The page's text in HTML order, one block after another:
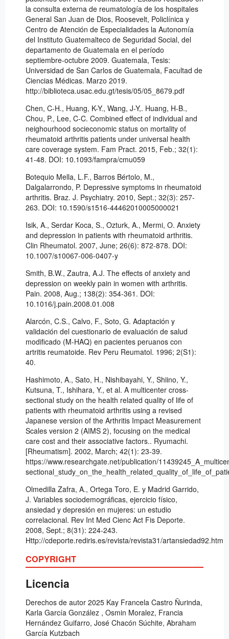
la consulta externa de reumatología de los hospitales
General San Juan de Dios, Roosevelt, Policlínica y
Centro de Atención de Especialidades la Autonomía
del Instituto Guatemalteco de Seguridad Social, del
departamento de Guatemala en el período
septiembre-octubre 2009. Guatemala, Tesis:
Universidad de San Carlos de Guatemala, Facultad de
Ciencias Médicas. Marzo 2019.
http://biblioteca.usac.edu.gt/tesis/05/05_8679.pdf
Chen, C-H., Huang, K-Y., Wang, J-Y,. Huang, H-B.,
Chou, P., Lee, C-C. Combined effect of individual and
neighourhood socieconomic status on mortality of
rheumatoid arthritis patients under universal health
care coverage system. Fam Pract. 2015, Feb.; 32(1):
41-48. DOI: 10.1093/fampra/cmu059
Botequio Mella, L.F., Barros Bértolo, M.,
Dalgalarrondo, P. Depressive symptoms in rheumatoid
arthritis. Braz. J. Psychiatry. 2010, Sept.; 32(3): 257-
263. DOI: 10.1590/s1516-44462010005000021
Isik, A., Serdar Koca, S., Ozturk, A., Mermi, O. Anxiety
and depression in patients with rheumatoid arthritis.
Clin Rheumatol. 2007, June; 26(6): 872-878. DOI:
10.1007/s10067-006-0407-y
Smith, B.W., Zautra, A.J. The effects of anxiety and
depression on weekly pain in women with arthritis.
Pain. 2008, Aug.; 138(2): 354-361. DOI:
10.1016/j.pain.2008.01.008
Alarcón, C.S., Calvo, F., Soto, G. Adaptación y
validación del cuestionario de evaluación de salud
modificado (M-HAQ) en pacientes peruanos con
artritis reumatoide. Rev Peru Reumatol. 1996; 2(S1):
40.
Hashimoto, A., Sato, H., Nishibayahi, Y., Shiino, Y.,
Kutsuna, T., Ishihara, Y., et al. A multicenter cross-
sectional study on the health related quality of life of
patients with rheumatoid arthritis using a revised
Japanese version of the Arthritis Impact Measurement
Scales version 2 (AIMS 2), focusing on the medical
care cost and their associative factors.. Ryumachi.
[Rheumatism]. 2002, March; 42(1): 23-39.
https://www.researchgate.net/publication/
Olmedilla Zafra, A., Ortega Toro, E. y Madrid Garrido,
J. Variables sociodemográficas, ejercicio físico,
ansiedad y depresión en mujeres: un estudio
correlacional. Rev Int Med Cienc Act Fis Deporte.
2008, Sept.; 8(31): 224-243.
Http://cdeporte.rediris.es/revista/revista31/artansiedad92.htm
COPYRIGHT
Licencia
Derechos de autor 2025 Kay Francela Castro Ñurinda,
Karla García González , Osmin Moralez, Francia
Hernández Guifarro, José Chacón Súchite, Abraham
García Kutzbach